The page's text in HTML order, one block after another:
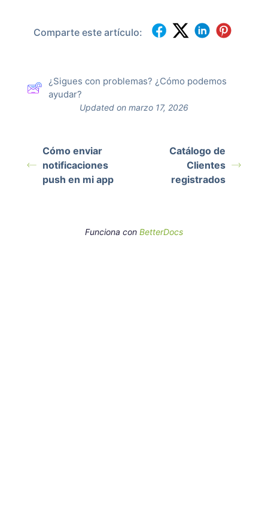
Comparte este artículo:
¿Sigues con problemas? ¿Cómo podemos
ayudar?
Updated on marzo 17, 2026
Cómo enviar
notificaciones
push en mi app
Catálogo de
Clientes
registrados
Funciona con BetterDocs